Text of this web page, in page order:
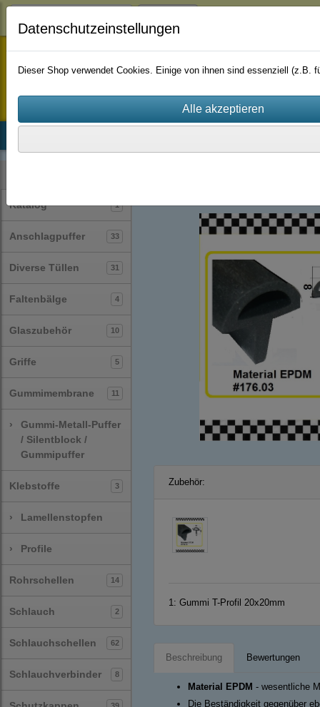
staufenbiel-berlin
Katalog 1
Anschlagpuffer 33
Diverse Tüllen 31
Faltenbälge 4
Glaszubehör 10
Griffe 5
Gummimembrane 11
›
Gummi-Metall-Puffer
/ Silentblock /
Gummipuffer
Klebstoffe 3
› Lamellenstopfen
› Profile
Rohrschellen 14
Schlauch 2
Schlauchschellen 62
Schlauchverbinder 8
Zubehör:
1: Gummi T-Profil 20x20mm
Beschreibung Bewertungen
Material EPDM - wesentliche
Die Beständigkeit gegenüber
Datenschutzeinstellungen
Dieser Shop verwendet Cookies. Einige von ihnen sind essenziell (z.B.